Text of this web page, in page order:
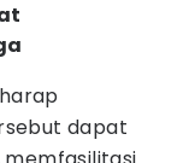
dapat